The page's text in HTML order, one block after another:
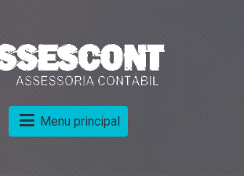
Menu principal